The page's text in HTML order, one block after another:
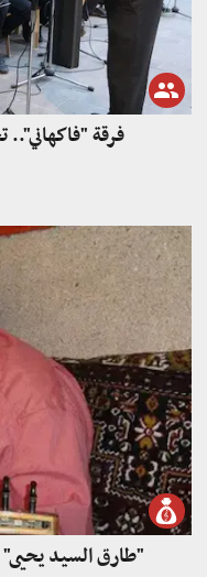
فرقة "فاكهاني"..
"طارق السيد